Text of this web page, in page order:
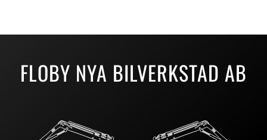
FLOBY NYA BILVERKSTAD AB